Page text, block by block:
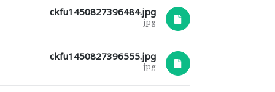
ckfu1450827396484.jpg
jpg
ckfu1450827396555.jpg
jpg